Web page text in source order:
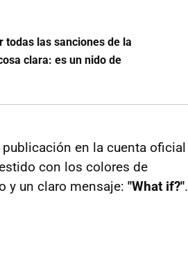
todas las sanciones de la
clara: es un nido de
en la cuenta oficial
con los colores de
y un claro mensaje: "What if?".